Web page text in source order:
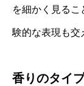
を細かく見る
験的な表現も交
香りのタイ